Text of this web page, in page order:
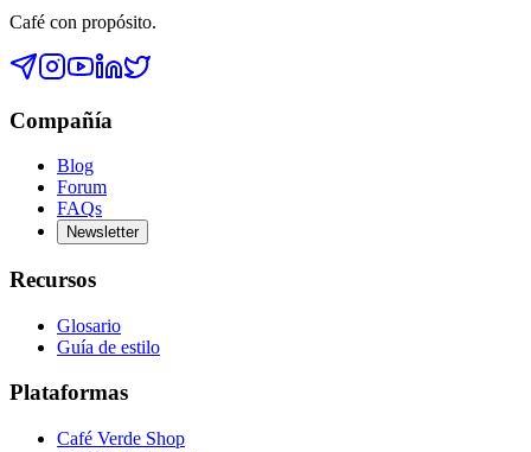
Café con propósito.
Compañía
Blog
Forum
FAQs
Newsletter
Recursos
Glosario
Guía de estilo
Plataformas
Café Verde Shop